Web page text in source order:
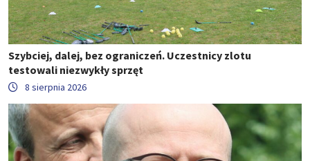
Szybciej, dalej, bez ograniczeń. Uczestnicy zlotu
testowali niezwykły sprzęt
8 sierpnia 2026